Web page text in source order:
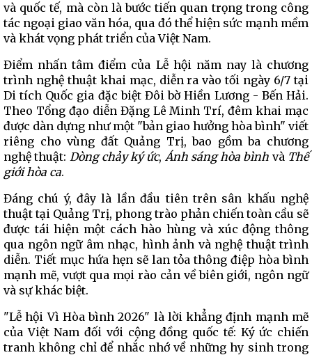
và quốc tế, mà còn là bước tiến quan trọng trong công
tác ngoại giao văn hóa, qua đó thể hiện sức mạnh mềm
và khát vọng phát triển của Việt Nam.
Điểm nhấn tâm điểm của Lễ hội năm nay là chương
trình nghệ thuật khai mạc, diễn ra vào tối ngày 6/7 tại
Di tích Quốc gia đặc biệt Đôi bờ Hiền Lương - Bến Hải.
Theo Tổng đạo diễn Đặng Lê Minh Trí, đêm khai mạc
được dàn dựng như một "bản giao hưởng hòa bình" viết
riêng cho vùng đất Quảng Trị, bao gồm ba chương
nghệ thuật: Dòng chảy ký ức, Ánh sáng hòa bình và Thế
giới hòa ca.
Đáng chú ý, đây là lần đầu tiên trên sân khấu nghệ
thuật tại Quảng Trị, phong trào phản chiến toàn cầu sẽ
được tái hiện một cách hào hùng và xúc động thông
qua ngôn ngữ âm nhạc, hình ảnh và nghệ thuật trình
diễn. Tiết mục hứa hẹn sẽ lan tỏa thông điệp hòa bình
mạnh mẽ, vượt qua mọi rào cản về biên giới, ngôn ngữ
và sự khác biệt.
"Lễ hội Vì Hòa bình 2026" là lời khẳng định mạnh mẽ
của Việt Nam đối với cộng đồng quốc tế: Ký ức chiến
tranh không chỉ để nhắc nhớ về những hy sinh trong